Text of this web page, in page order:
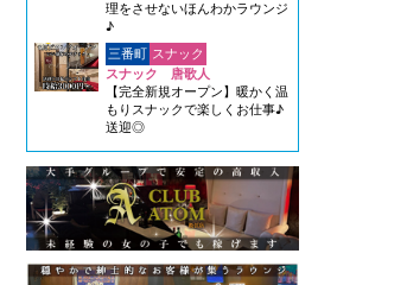
理をさせないほんわかラウンジ
♪
三番町 スナック
スナック 唐歌人
【完全新規オープン】暖かく温
もりスナックで楽しくお仕事♪
送迎◎